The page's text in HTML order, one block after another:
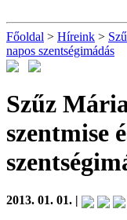
Főoldal > Híreink >
napos szentségimádás
Szűz
szentmise
2013. 01. 01. |